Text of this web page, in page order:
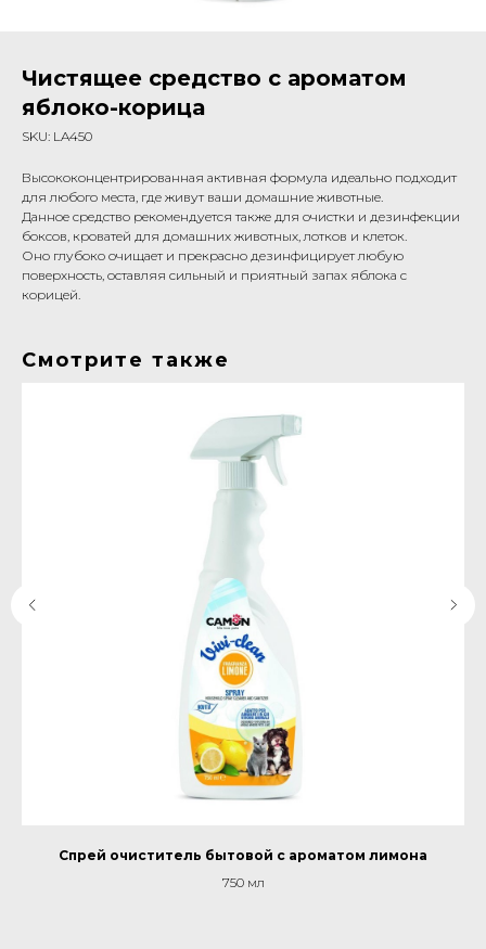
Чистящее средство с ароматом
яблоко-корица
SKU: LA450
Высококонцентрированная активная формула идеально подходит
для любого места, где живут ваши домашние животные.
Данное средство рекомендуется также для очистки и дезинфекции
боксов, кроватей для домашних животных, лотков и клеток.
Оно глубоко очищает и прекрасно дезинфицирует любую
поверхность, оставляя сильный и приятный запах яблока с
корицей.
Смотрите также
Спрей очиститель бытовой с ароматом лимона
750 мл